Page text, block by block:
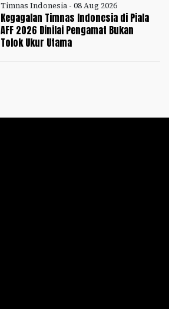
Timnas Indonesia - 08 Aug 2026
Kegagalan Timnas Indonesia di Piala
AFF 2026 Dinilai Pengamat Bukan
Tolok Ukur Utama